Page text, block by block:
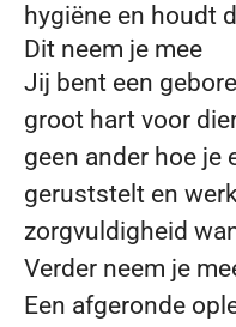
hygiëne en houdt
Dit neem je mee
Jij bent een
groot hart voor
geen ander hoe je
geruststelt en
zorgvuldigheid
Verder neem je
Een afgeronde